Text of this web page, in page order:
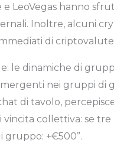
e LeoVegas hanno
Inoltre, alcuni
di
le dinamiche di
nei gruppi di
di tavolo,
collettiva: se
gruppo: +€500”.